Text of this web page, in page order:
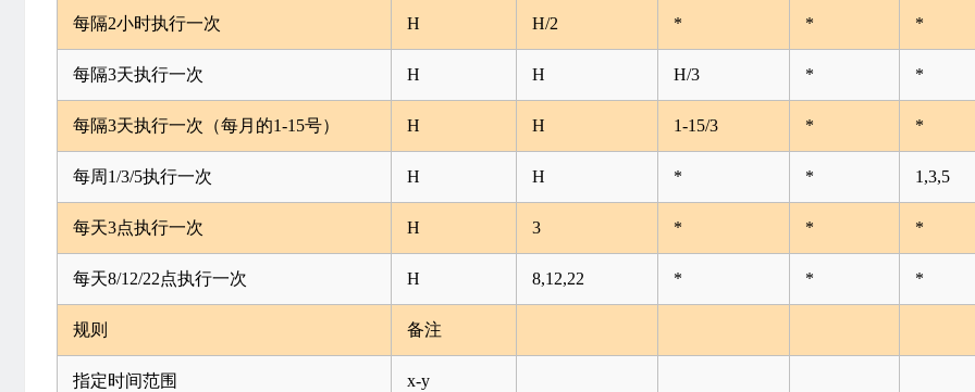
每隔2小时执行一次 H H/2 * * *
每隔3天执行一次 H H H/3 * *
每隔3天执行一次（每月的1-15号） H H 1-15/3 * *
每周1/3/5执行一次 H H * * 1,3,5
每天3点执行一次 H 3 * * *
每天8/12/22点执行一次 H 8,12,22 * * *
规则 备注
指定时间范围 x-y